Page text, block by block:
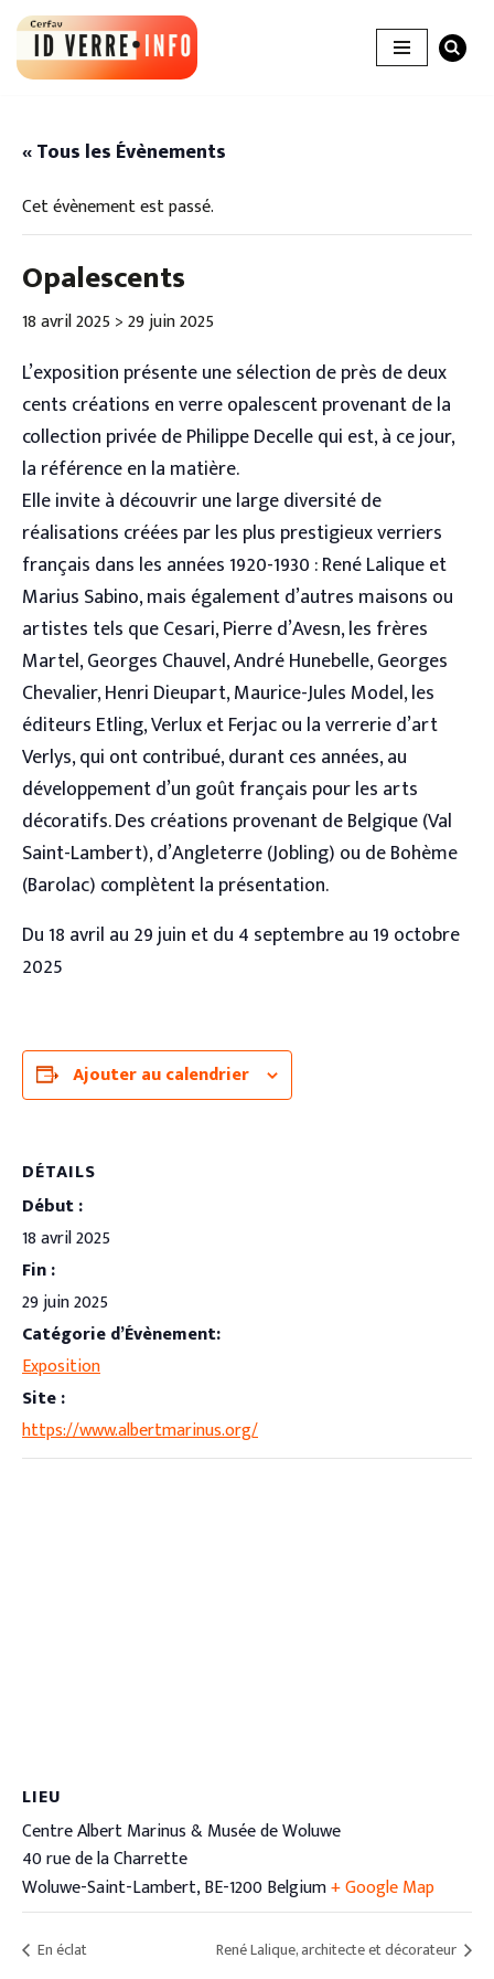
Aller
au
« Tous les Évènements
Cet évènement est passé.
Opalescents
18 avril 2025 >29 juin 2025
L’exposition présente une sélection de près de deux
cents créations en verre opalescent provenant de la
collection privée de Philippe Decelle qui est, à ce jour,
la référence en la matière.
Elle invite à découvrir une large diversité de
réalisations créées par les plus prestigieux verriers
français dans les années 1920-1930 : René Lalique et
Marius Sabino, mais également d’autres maisons ou
artistes tels que Cesari, Pierre d’Avesn, les frères
Martel, Georges Chauvel, André Hunebelle, Georges
Chevalier, Henri Dieupart, Maurice-Jules Model, les
éditeurs Etling, Verlux et Ferjac ou la verrerie d’art
Verlys, qui ont contribué, durant ces années, au
développement d’un goût français pour les arts
décoratifs. Des créations provenant de Belgique (Val
Saint-Lambert), d’Angleterre (Jobling) ou de Bohème
(Barolac) complètent la présentation.
Du 18 avril au 29 juin et du 4 septembre au 19 octobre
2025
Ajouter au calendrier
DÉTAILS
Début :
18 avril 2025
Fin :
29 juin 2025
Catégorie d’Évènement:
Exposition
Site :
https://www.albertmarinus.org/
LIEU
Centre Albert Marinus & Musée de Woluwe
40 rue de la Charrette
Woluwe-Saint-Lambert,BE-1200Belgium+ Google Map
En éclat René Lalique, architecte et décorateur